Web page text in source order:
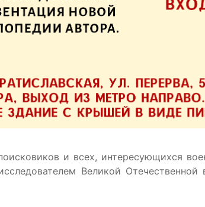
и всех, интересующихся
Великой